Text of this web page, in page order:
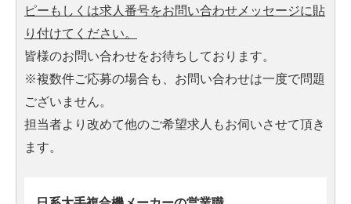
ピーもしくは求人番号をお問い合わせメッセージに貼
り付けてください。
皆様のお問い合わせをお待ちしております。
※複数件ご応募の場合も、お問い合わせは一度で問題
ございません。
担当者より改めて他のご希望求人もお伺いさせて頂き
ます。